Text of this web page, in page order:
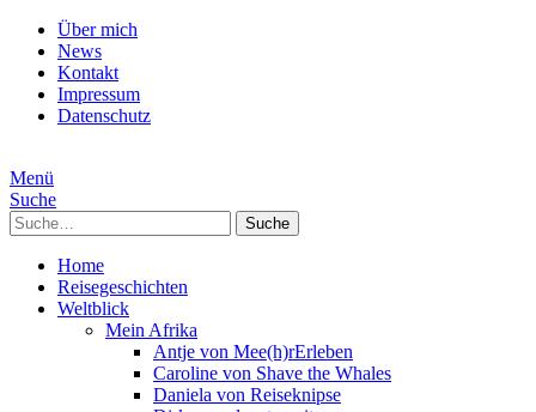
Über mich
News
Kontakt
Impressum
Datenschutz
Menü
Suche
Suche
Home
Reisegeschichten
Weltblick
Mein Afrika
Antje von Mee(h)rErleben
Caroline von Shave the Whales
Daniela von Reiseknipse